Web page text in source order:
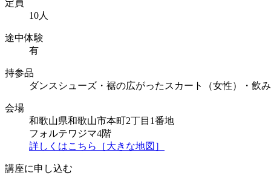
定員
10人
途中体験
有
持参品
ダンスシューズ・裾の広がったスカート（女性）・飲
会場
和歌山県和歌山市本町2丁目1番地
フォルテワジマ4階
詳しくはこちら［大きな地図］
講座に申し込む